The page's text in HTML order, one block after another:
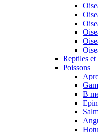
Reptiles et
Poissons
B
Hotu